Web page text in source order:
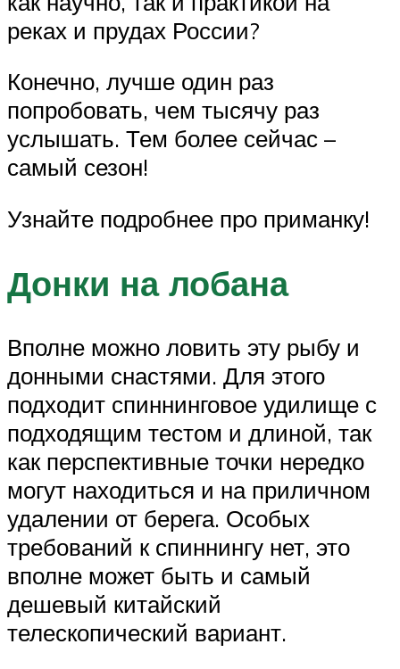
реках и прудах России?
Конечно, лучше один раз
попробовать, чем тысячу раз
услышать. Тем более сейчас –
самый сезон!
Узнайте подробнее про приманку!
Донки на лобана
Вполне можно ловить эту рыбу и
донными снастями. Для этого
подходит спиннинговое удилище с
подходящим тестом и длиной, так
как перспективные точки нередко
могут находиться и на приличном
удалении от берега. Особых
требований к спиннингу нет, это
вполне может быть и самый
дешевый китайский
телескопический вариант.